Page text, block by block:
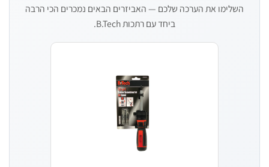
השלימו את הערכה שלכם — האביזרים הבאים נמכרים הכי הרבה
ביחד עם רתכות B.Tech.